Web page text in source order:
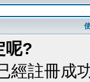
呢?
經註冊成